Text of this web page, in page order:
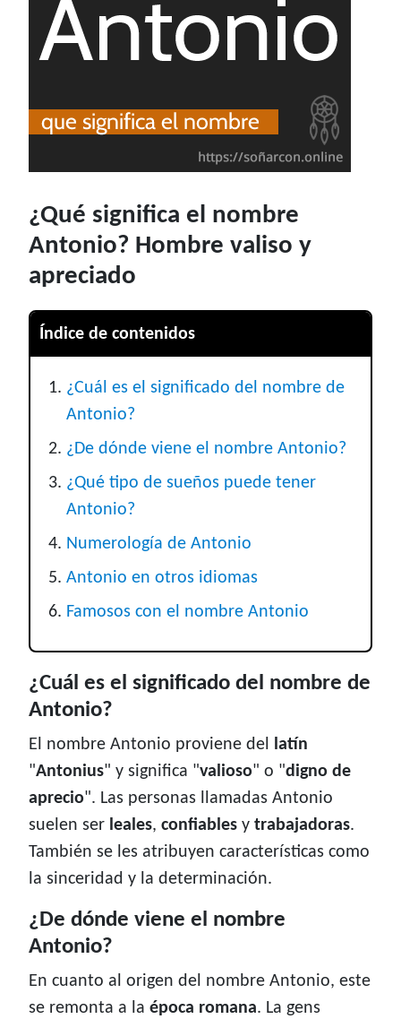
¿Qué significa el nombre
Antonio? Hombre valiso y
apreciado
Índice de contenidos
¿Cuál es el significado del nombre de
Antonio?
¿De dónde viene el nombre Antonio?
¿Qué tipo de sueños puede tener
Antonio?
Numerología de Antonio
Antonio en otros idiomas
Famosos con el nombre Antonio
¿Cuál es el significado del nombre de
Antonio?
El nombre Antonio proviene del latín
"Antonius" y significa "valioso" o "digno de
aprecio". Las personas llamadas Antonio
suelen ser leales, confiables y trabajadoras.
También se les atribuyen características como
la sinceridad y la determinación.
¿De dónde viene el nombre
Antonio?
En cuanto al origen del nombre Antonio, este
se remonta a la época romana. La gens